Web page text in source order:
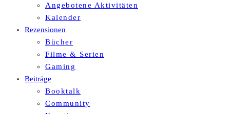
Angebotene Aktivitäten
Kalender
Rezensionen
Bücher
Filme & Serien
Gaming
Beiträge
Booktalk
Community